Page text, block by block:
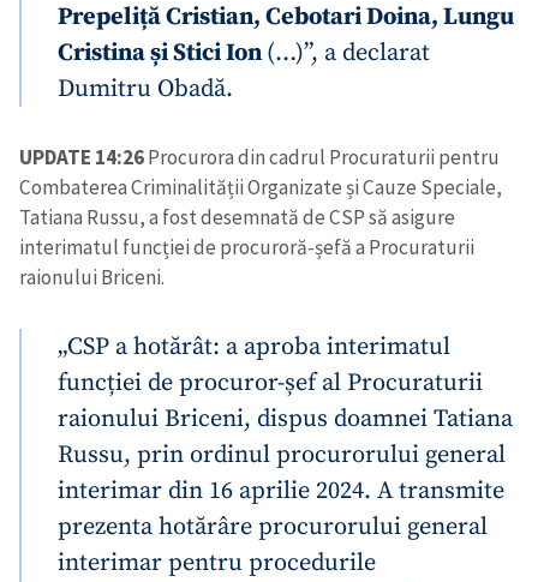
Prepeliță Cristian, Cebotari Doina, Lungu
Cristina și Stici Ion(…)”, a declarat
Dumitru Obadă.
UPDATE 14:26Procurora din cadrul Procuraturii pentru
Combaterea Criminalității Organizate și Cauze Speciale,
Tatiana Russu, a fost desemnată de CSP să asigure
interimatul funcției de procuroră-șefă a Procuraturii
raionului Briceni.
„CSP a hotărât: a aproba interimatul
funcției de procuror-șef al Procuraturii
raionului Briceni, dispus doamnei Tatiana
Russu, prin ordinul procurorului general
interimar din 16 aprilie 2024. A transmite
prezenta hotărâre procurorului general
interimar pentru procedurile